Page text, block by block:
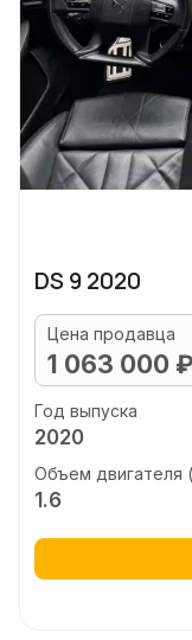
DS 9 2020
Цена продавца
1 063 000 ₽
Год выпуска
2020
Объем двигателя
1.6